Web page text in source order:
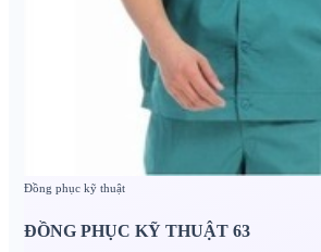
Đồng phục kỹ thuật
ĐỒNG PHỤC KỸ THUẬT 63